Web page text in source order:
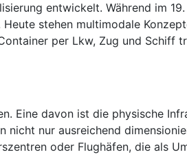
entwickelt. Während im
stehen multimodale
per Lkw, Zug und Schiff
Eine davon ist die physische
nur ausreichend
oder Flughäfen, die als